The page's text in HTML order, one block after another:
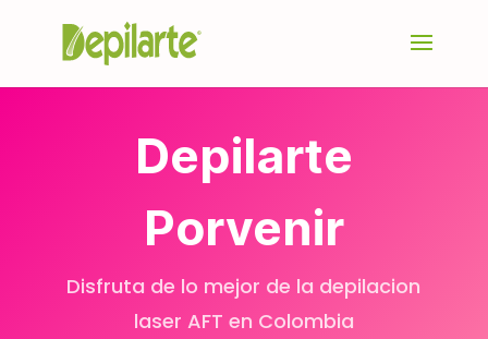
Depilarte
Porvenir
Disfruta de lo mejor de la depilacion
laser AFT en Colombia